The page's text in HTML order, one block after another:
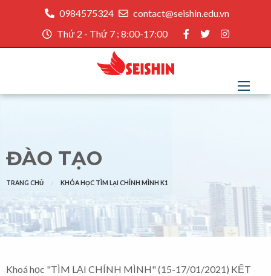
0984575324
contact@seishin.edu.vn
Thứ 2 - Thứ 7 : 8:00-17:00
ĐÀO TẠO
TRANG CHỦ KHÓA HỌC TÌM LẠI CHÍNH MÌNH K1
Khoá học "TÌM LẠI CHÍNH MÌNH" (15-17/01/2021) KẾT